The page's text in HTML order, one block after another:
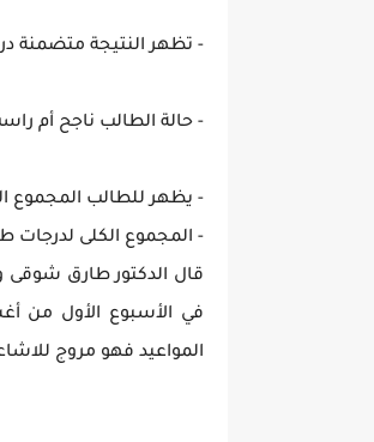
- تظهر النتيجة متضمنة
- حالة الطالب ناجح أم
- يظهر للطالب المجموع
- المجموع الكلى لدرجات طلاب
في الأسبوع الأول من
المواعيد فهو مروج